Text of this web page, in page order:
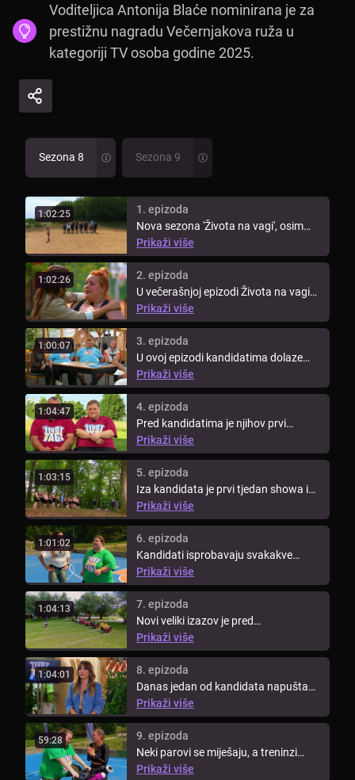
Voditeljica Antonija Blaće nominirana je za
prestižnu nagradu Večernjakova ruža u
kategoriji TV osoba godine 2025.
Sezona 8 Sezona 9
1:02:25
1. epizoda
Nova sezona 'Života na vagi', osim
snažne volje i ustrajnosti novih ...
Prikaži više
1:02:26
2. epizoda
U večerašnjoj epizodi Života na vagi
pogledajte prvo vaganje ...
Prikaži više
1:00:07
3. epizoda
U ovoj epizodi kandidatima dolaze
doktori iz poliklinike Aviva kako ...
Prikaži više
1:04:47
4. epizoda
Pred kandidatima je njihov prvi
izazov. Moraju složiti kockice šećera
...
Prikaži više
1:03:15
5. epizoda
Iza kandidata je prvi tjedan showa i
došlo je vrijeme za novo ...
Prikaži više
1:01:02
6. epizoda
Kandidati isprobavaju svakakve
metode vježbi i pronalaze onu koja im
...
Prikaži više
1:04:13
7. epizoda
Novi veliki izazov je pred
kandidatima. Tim koji odnese
pobjedu ...
Prikaži više
1:04:01
8. epizoda
Danas jedan od kandidata napušta
show, a to je kandidat koji će se na ...
Prikaži više
59:28
9. epizoda
Neki parovi se miješaju, a treninzi
postaju sve intenzivniji. Plavi ...
Prikaži više